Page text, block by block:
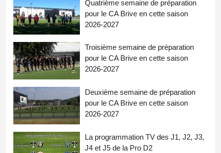
Quatrième semaine de préparation
pour le CA Brive en cette saison
2026-2027
Troisième semaine de préparation
pour le CA Brive en cette saison
2026-2027
Deuxième semaine de préparation
pour le CA Brive en cette saison
2026-2027
La programmation TV des J1, J2, J3,
J4 et J5 de la Pro D2